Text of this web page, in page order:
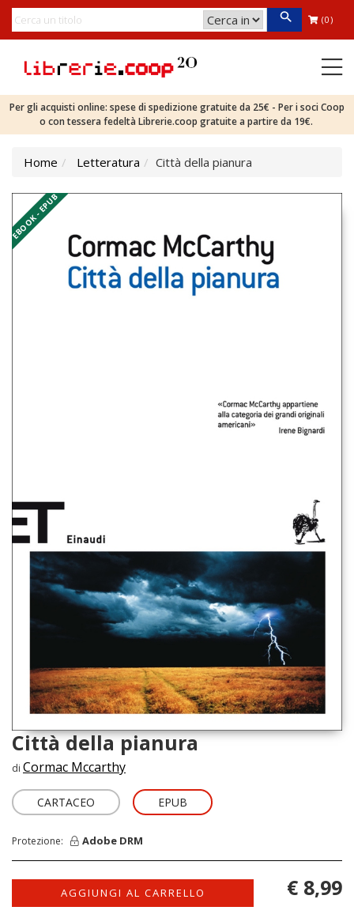
(0)
Per gli acquisti online: spese di spedizione gratuite da 25€ - Per i soci Coop
o con tessera fedeltà Librerie.coop gratuite a partire da 19€.
Home Letteratura Città della pianura
EBOOK - EPUB
Città della pianura
di Cormac Mccarthy
CARTACEO EPUB
Protezione: Adobe DRM
AGGIUNGI AL CARRELLO € 8,99